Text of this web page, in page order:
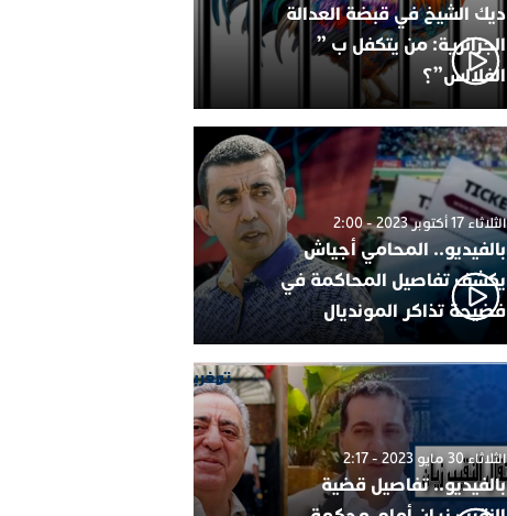
ديك الشيخ في قبضة العدالة
الجزائرية: من يتكفل ب ”
الفلالس”؟
الثلاثاء 17 أكتوبر 2023 - 2:00
بالفيديو.. المحامي أجياش
يكشف تفاصيل المحاكمة في
فضيحة تذاكر المونديال
الثلاثاء 30 مايو 2023 - 2:17
بالفيديو.. تفاصيل قضية